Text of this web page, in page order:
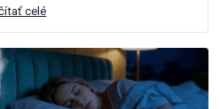
celé